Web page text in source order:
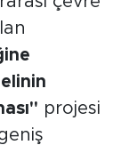
projesi